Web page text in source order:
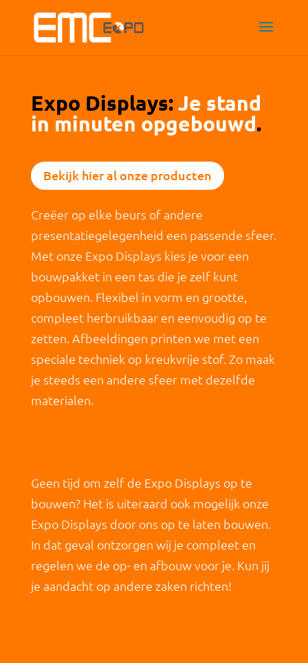
Expo Displays:Je stand
in minuten opgebouwd.
Bekijk hier al onze producten
Creëer op elke beurs of andere
presentatiegelegenheid een passende sfeer.
Met onze Expo Displays kies je voor een
bouwpakket in een tas die je zelf kunt
opbouwen. Flexibel in vorm en grootte,
compleet herbruikbaar en eenvoudig op te
zetten. Afbeeldingen printen we met een
speciale techniek op kreukvrije stof. Zo maak
je steeds een andere sfeer met dezelfde
materialen.
Geen tijd om zelf de Expo Displays op te
bouwen? Het is uiteraard ook mogelijk onze
Expo Displays door ons op te laten bouwen.
In dat geval ontzorgen wij je compleet en
regelen we de op- en afbouw voor je. Kun jij
je aandacht op andere zaken richten!